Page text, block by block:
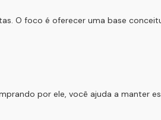
O foco é oferecer uma base
por ele, você ajuda a manter